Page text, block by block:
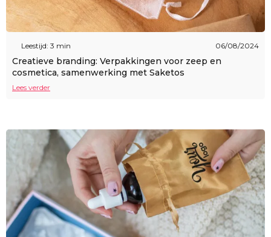
Leestijd: 3 min 06/08/2024
Creatieve branding: Verpakkingen voor zeep en
cosmetica, samenwerking met Saketos
Lees verder